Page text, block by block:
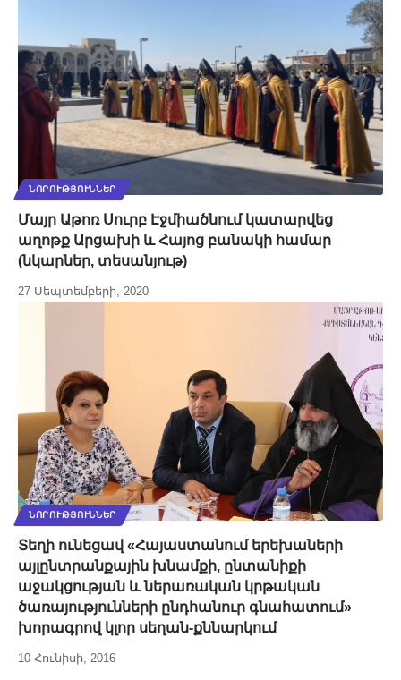
ՆՈՐՈՒԹՅՈՒՆՆԵՐ
Մայր Աթոռ Սուրբ Էջմիածնում կատարվեց
աղոթք Արցախի և Հայոց բանակի համար
(նկարներ, տեսանյութ)
27 Սեպտեմբերի, 2020
ՆՈՐՈՒԹՅՈՒՆՆԵՐ
Տեղի ունեցավ «Հայաստանում երեխաների
այլընտրանքային խնամքի, ընտանիքի
աջակցության և ներառական կրթական
ծառայությունների ընդհանուր գնահատում»
խորագրով կլոր սեղան-քննարկում
10 Հունիսի, 2016